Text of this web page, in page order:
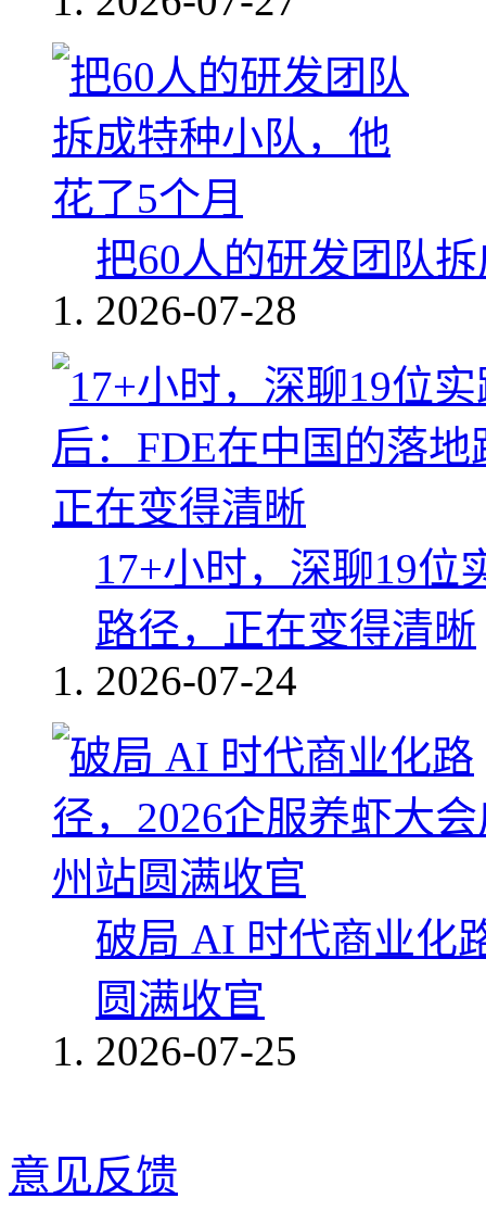
把60人的研发团队
2026-07-28
17+小时，深聊19位
路径，正在变得清晰
2026-07-24
破局 AI 时代商业化
圆满收官
2026-07-25
意见反馈